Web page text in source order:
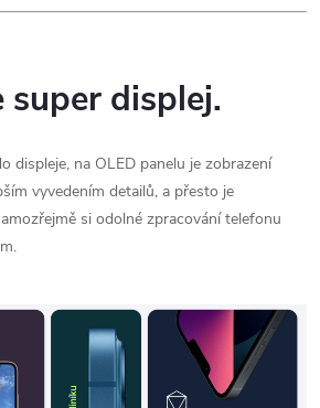
super displej.
displeje, na OLED panelu je zobrazení
vyvedením detailů, a přesto je
si odolné zpracování telefonu